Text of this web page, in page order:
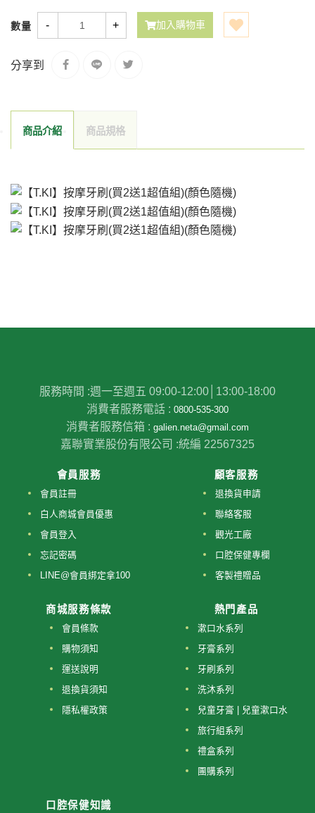
數量 - + 加入購物車
分享到
商品介紹 商品規格
服務時間 :週一至週五 09:00-12:00│13:00-18:00
消費者服務電話 : 0800-535-300
消費者服務信箱 : galien.neta@gmail.com
嘉聯實業股份有限公司 :統編 22567325
會員服務
會員註冊
白人商城會員優惠
會員登入
忘記密碼
LINE@會員綁定拿100
顧客服務
退換貨申請
聯絡客服
觀光工廠
口腔保健專欄
客製禮贈品
商城服務條款
會員條款
購物須知
運送說明
退換貨須知
隱私權政策
熱門產品
漱口水系列
牙膏系列
牙刷系列
洗沐系列
兒童牙膏 | 兒童漱口水
旅行組系列
禮盒系列
團購系列
口腔保健知識